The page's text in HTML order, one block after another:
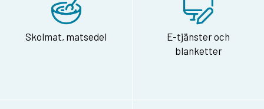
Skolmat, matsedel
E-tjänster och
blanketter